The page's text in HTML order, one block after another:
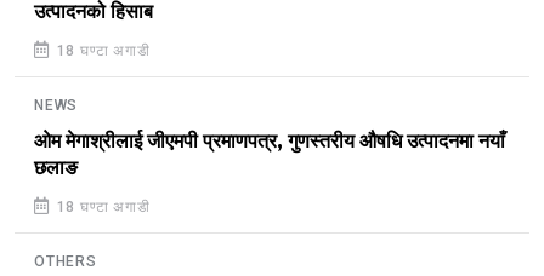
उत्पादनको हिसाब
18 घण्टा अगाडी
NEWS
ओम मेगाश्रीलाई जीएमपी प्रमाणपत्र, गुणस्तरीय औषधि उत्पादनमा नयाँ
छलाङ
18 घण्टा अगाडी
OTHERS